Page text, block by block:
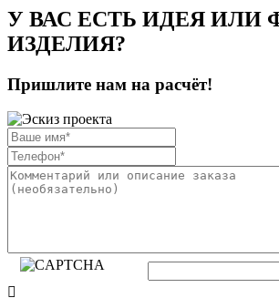
У ВАС ЕСТЬ ИДЕЯ ИЛИ
ИЗДЕЛИЯ?
Пришлите нам на расчёт!